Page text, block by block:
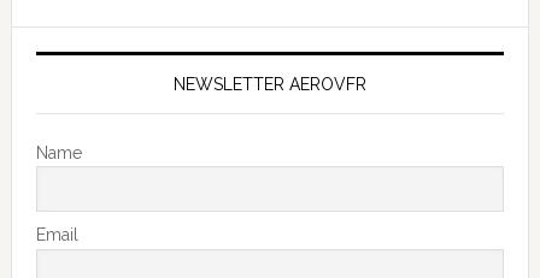
NEWSLETTER AEROVFR
Name
Email